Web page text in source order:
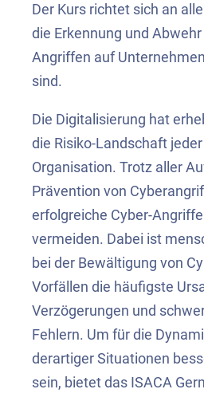
Der Kurs richtet sich an
die Erkennung und
Angriffen auf
sind.
Die Digitalisierung hat
die Risiko-Landschaft jeder
Organisation. Trotz aller
Prävention von
erfolgreiche Cyber-
vermeiden. Dabei ist
bei der Bewältigung von
Vorfällen die häufigste
Verzögerungen und
Fehlern. Um für die
derartiger Situationen
sein, bietet das ISACA